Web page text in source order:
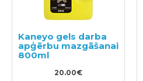
Kaneyo gels darba
apģērbu mazgāšanai
800ml
20.00€